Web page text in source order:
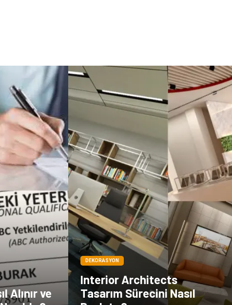
Ambalaj
Dernekler ve
Birlikler
Alınır ve
DEKORASYON
Interior Architects
Tasarım Sürecini Nasıl